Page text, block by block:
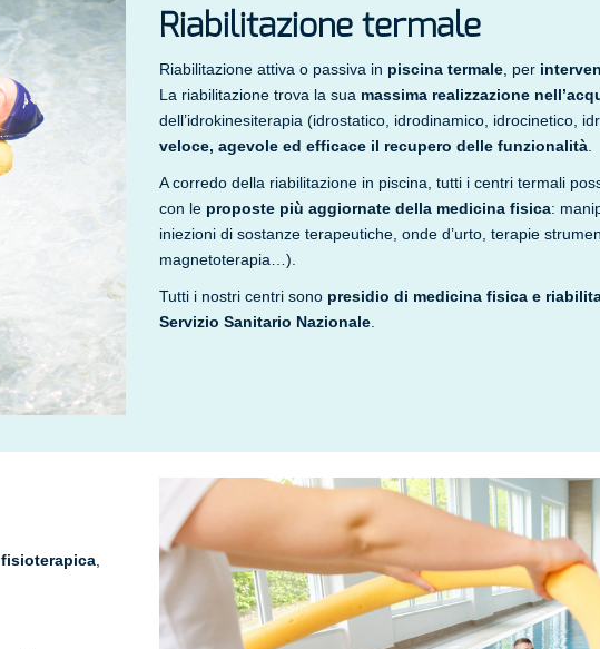
Riabilitazione termale
Riabilitazione attiva o passiva in piscina termale , per
La riabilitazione trova la sua massima realizzazione
dell’idrokinesiterapia (idrostatico, idrodinamico, idrocinetico,
veloce, agevole ed efficace il recupero delle funzionalità
A corredo della riabilitazione in piscina, tutti i centri termali
con le proposte più aggiornate della medicina fisica:
iniezioni di sostanze terapeutiche, onde d’urto, terapie
magnetoterapia…).
Tutti i nostri centri sono presidio di medicina fisica e
Servizio Sanitario Nazionale
fisioterapica